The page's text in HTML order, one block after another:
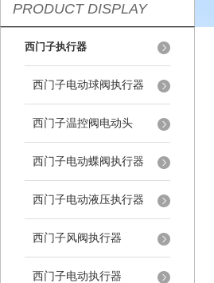
PRODUCT DISPLAY
西门子执行器
西门子电动球阀执行器
西门子温控阀电动头
西门子电动蝶阀执行器
西门子电动液压执行器
西门子风阀执行器
西门子电动执行器